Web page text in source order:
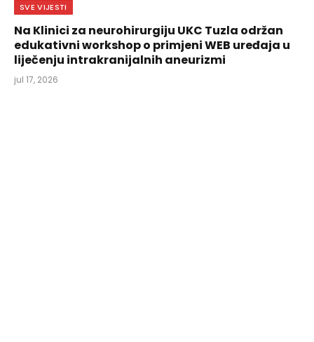
SVE VIJESTI
Na Klinici za neurohirurgiju UKC Tuzla održan
edukativni workshop o primjeni WEB uređaja u
liječenju intrakranijalnih aneurizmi
jul 17, 2026